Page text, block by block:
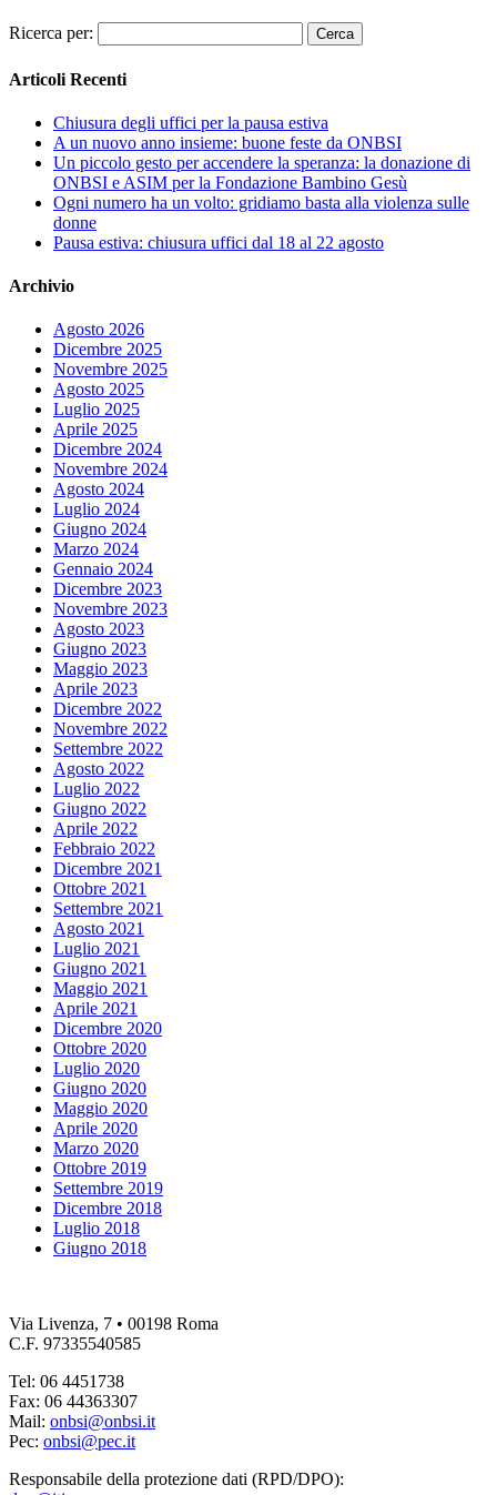
Ricerca per:
Articoli Recenti
Chiusura degli uffici per la pausa estiva
A un nuovo anno insieme: buone feste da ONBSI
Un piccolo gesto per accendere la speranza: la donazione di
ONBSI e ASIM per la Fondazione Bambino Gesù
Ogni numero ha un volto: gridiamo basta alla violenza sulle
donne
Pausa estiva: chiusura uffici dal 18 al 22 agosto
Archivio
Agosto 2026
Dicembre 2025
Novembre 2025
Agosto 2025
Luglio 2025
Aprile 2025
Dicembre 2024
Novembre 2024
Agosto 2024
Luglio 2024
Giugno 2024
Marzo 2024
Gennaio 2024
Dicembre 2023
Novembre 2023
Agosto 2023
Giugno 2023
Maggio 2023
Aprile 2023
Dicembre 2022
Novembre 2022
Settembre 2022
Agosto 2022
Luglio 2022
Giugno 2022
Aprile 2022
Febbraio 2022
Dicembre 2021
Ottobre 2021
Settembre 2021
Agosto 2021
Luglio 2021
Giugno 2021
Maggio 2021
Aprile 2021
Dicembre 2020
Ottobre 2020
Luglio 2020
Giugno 2020
Maggio 2020
Aprile 2020
Marzo 2020
Ottobre 2019
Settembre 2019
Dicembre 2018
Luglio 2018
Giugno 2018
Via Livenza, 7 • 00198 Roma
C.F. 97335540585
Tel: 06 4451738
Fax: 06 44363307
Mail: onbsi@onbsi.it
Pec: onbsi@pec.it
Responsabile della protezione dati (RPD/DPO):